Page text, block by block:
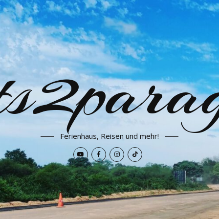
Ferienhaus, Reisen und mehr!